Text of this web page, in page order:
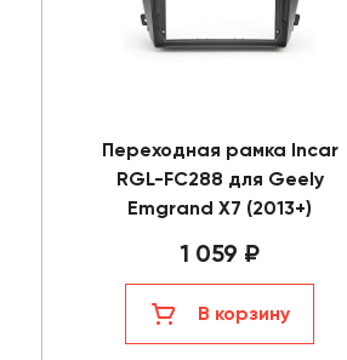
Переходная рамка Incar
RGL-FC288 для Geely
Emgrand X7 (2013+)
1 059 ₽
В корзину